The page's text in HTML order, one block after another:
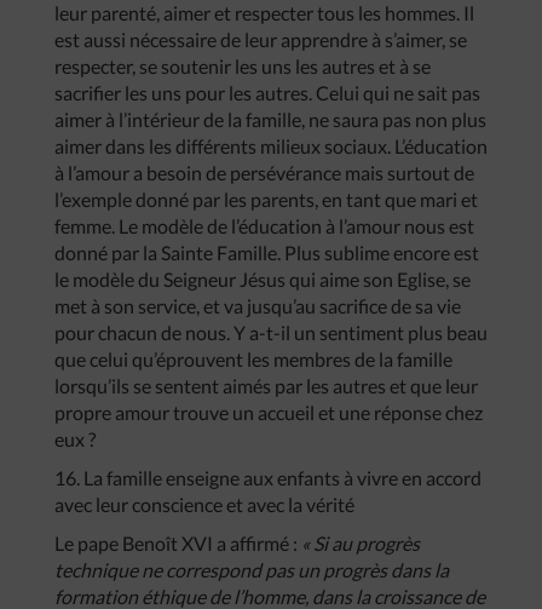
leur parenté, aimer et respecter tous les hommes. Il
est aussi nécessaire de leur apprendre à s’aimer, se
respecter, se soutenir les uns les autres et à se
sacrifier les uns pour les autres. Celui qui ne sait pas
aimer à l’intérieur de la famille, ne saura pas non plus
aimer dans les différents milieux sociaux. L’éducation
à l’amour a besoin de persévérance mais surtout de
l’exemple donné par les parents, en tant que mari et
femme. Le modèle de l’éducation à l’amour nous est
donné par la Sainte Famille. Plus sublime encore est
le modèle du Seigneur Jésus qui aime son Eglise, se
met à son service, et va jusqu’au sacrifice de sa vie
pour chacun de nous. Y a-t-il un sentiment plus beau
que celui qu’éprouvent les membres de la famille
lorsqu’ils se sentent aimés par les autres et que leur
propre amour trouve un accueil et une réponse chez
eux ?
16. La famille enseigne aux enfants à vivre en accord
avec leur conscience et avec la vérité
Le pape Benoît XVI a affirmé : « Si au progrès
technique ne correspond pas un progrès dans la
formation éthique de l’homme, dans la croissance de